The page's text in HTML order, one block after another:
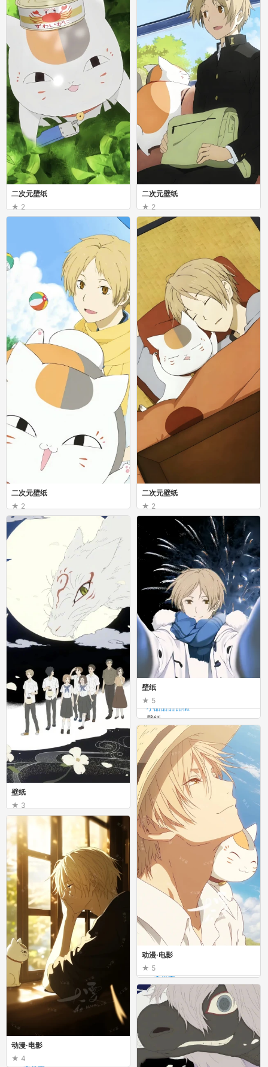
二次元壁纸
2
二次元壁纸
2
二次元壁纸
壁纸
5
小甜甜甜甜椒
壁纸
壁纸
3
动漫·电影
5
一朵木梨
动漫·电影
二次元壁纸
2
二次元壁纸
二次元壁纸
2
二次元壁纸
动漫·电影
4